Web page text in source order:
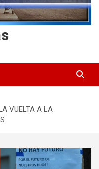
VUELTA A LA